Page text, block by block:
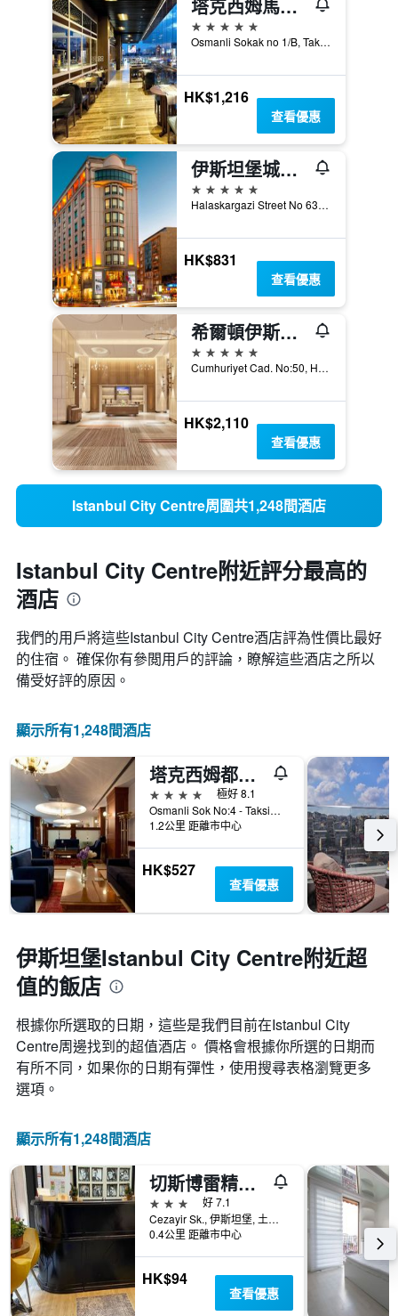
塔克西姆馬爾馬拉酒店
5星級
Osmanli Sokak no 1/B, Taksim Square, 伊斯坦堡, 土耳其
HK$1,216
查看優惠
伊斯坦堡城市中心華美達廣場酒店 - 伊斯坦堡
5星級
Halaskargazi Street No 63, 伊斯坦堡, 土耳其
HK$831
查看優惠
希爾頓伊斯坦布爾博斯普魯斯酒店
5星級
Cumhuriyet Cad. No:50, Harbiye, 伊斯坦堡, 土耳其
HK$2,110
查看優惠
Istanbul City Centre周圍共1,248間酒店
Istanbul City Centre附近評分最高的
酒店
我們的用戶將這些Istanbul City Centre酒店評為性價比最好
的住宿。 確保你有參閲用戶的評論，瞭解這些酒店之所以
備受好評的原因。
顯示所有1,248間酒店
塔克西姆都會公園酒店
4星級
極好 8.1
Osmanli Sok No:4 - Taksim, 伊斯坦堡, 土耳其
1.2公里 距離市中心
HK$527
查看優惠
伊斯坦堡Istanbul City Centre附近超
值的飯店
根據你所選取的日期，這些是我們目前在Istanbul City
Centre​周邊找到的超值​酒店。 價格會根據你所選的日期而
有所不同，如果你的日期有彈性，使用搜尋表格瀏覽更多
選項。
顯示所有1,248間酒店
切斯博雷精品飯店
3星級
好 7.1
Cezayir Sk., 伊斯坦堡, 土耳其
0.4公里 距離市中心
HK$94
查看優惠